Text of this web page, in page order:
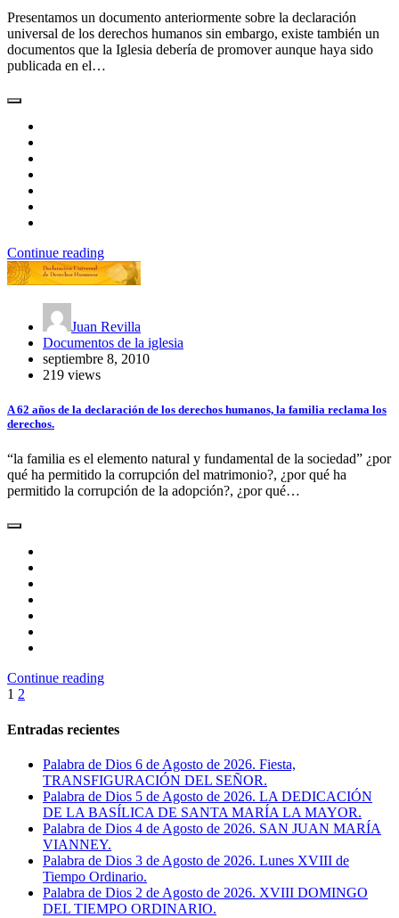
Presentamos un documento anteriormente sobre la declaración
universal de los derechos humanos sin embargo, existe también un
documentos que la Iglesia debería de promover aunque haya sido
publicada en el…
Continue reading
Juan Revilla
Documentos de la iglesia
septiembre 8, 2010
219 views
A 62 años de la declaración de los derechos humanos, la familia reclama los
derechos.
“la familia es el elemento natural y fundamental de la sociedad” ¿por
qué ha permitido la corrupción del matrimonio?, ¿por qué ha
permitido la corrupción de la adopción?, ¿por qué…
Continue reading
Paginación
de
1 2
Entradas recientes
Palabra de Dios 6 de Agosto de 2026. Fiesta,
TRANSFIGURACIÓN DEL SEÑOR.
Palabra de Dios 5 de Agosto de 2026. LA DEDICACIÓN
DE LA BASÍLICA DE SANTA MARÍA LA MAYOR.
Palabra de Dios 4 de Agosto de 2026. SAN JUAN MARÍA
VIANNEY.
Palabra de Dios 3 de Agosto de 2026. Lunes XVIII de
Tiempo Ordinario.
Palabra de Dios 2 de Agosto de 2026. XVIII DOMINGO
DEL TIEMPO ORDINARIO.